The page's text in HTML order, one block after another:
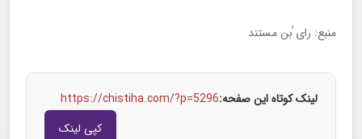
منبع: رای ُبن مستند
لینک کوتاه این صفحه:https://chistiha.com/?p=5296
کپی لینک